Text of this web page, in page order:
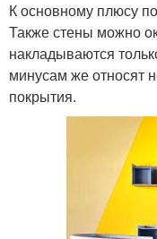
К основному плюсу
Также стены можно
накладываются
минусам же относят
покрытия.